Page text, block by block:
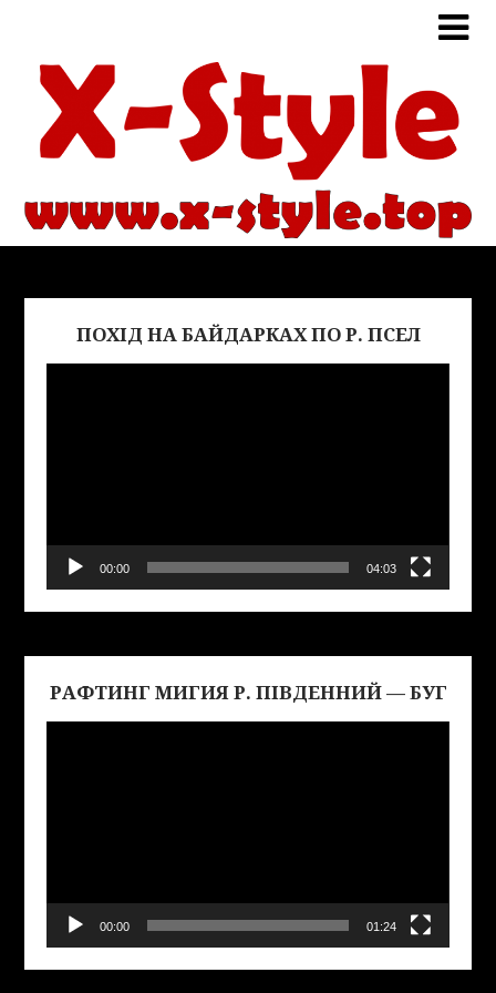
ПОХІД НА БАЙДАРКАХ ПО Р. ПСЕЛ
00:00 04:03
РАФТИНГ МИГИЯ Р. ПІВДЕННИЙ — БУГ
00:00 01:24